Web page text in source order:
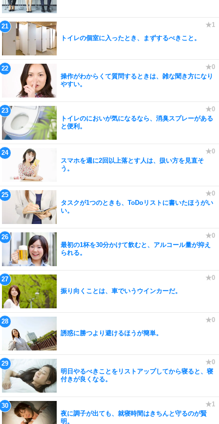
トイレの個室に入ったとき、まずするべきこと。
操作がわからくて質問するときは、雑な聞き方になり
やすい。
トイレのにおいが気になるなら、消臭スプレーがある
と便利。
スマホを週に2回以上落とす人は、扱い方を見直そ
う。
タスクが1つのときも、ToDoリストに書いたほうがい
い。
最初の1杯を30分かけて飲むと、アルコール量が抑え
られる。
振り向くことは、車でいうウインカーだ。
誘惑に勝つより避けるほうが簡単。
明日やるべきことをリストアップしてから寝ると、寝
付きが良くなる。
夜に調子が出ても、就寝時間はきちんと守るのが賢
明。